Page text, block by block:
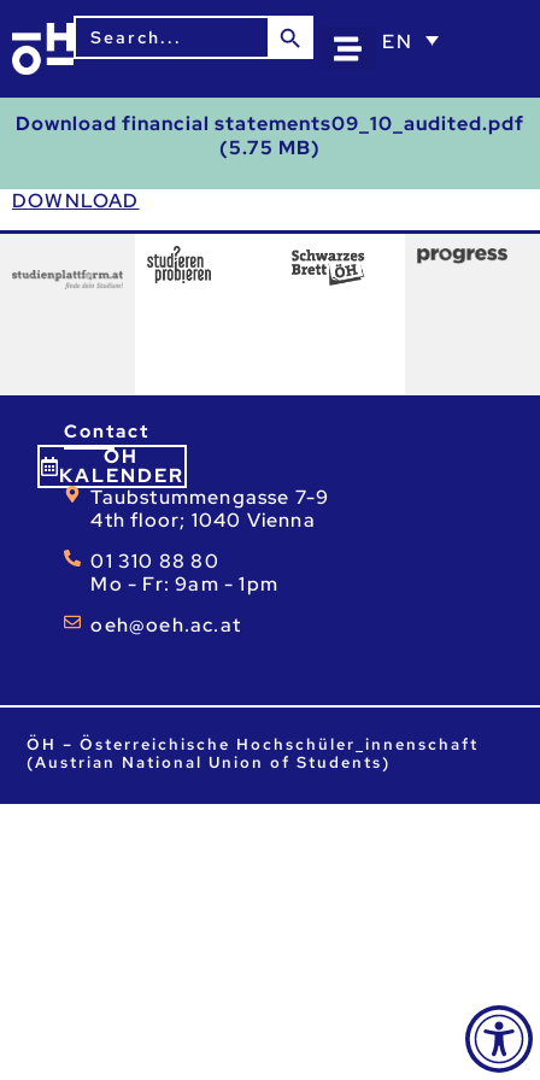
Search
for:
Search Button
EN
Download financial statements09_10_audited.pdf
(5.75 MB)
DOWNLOAD
ÖH
KALENDER
Contact
Taubstummengasse 7-9
4th floor; 1040 Vienna
01 310 88 80
Mo - Fr: 9am - 1pm
ta.ca.heo@heo
ÖH – Österreichische Hochschüler_innenschaft
(Austrian National Union of Students)